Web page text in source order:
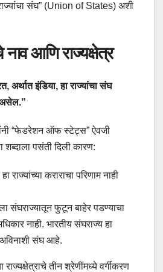
संघ” (Union of States) अशी
आणि राज्यक्षेत्र
अर्थात इंडिया, हा राज्यांचा संघ
“फेडरेशन ऑफ स्टेट्स” ऐवजी
पसंती दिली कारण:
राज्यांच्या कराराचा परिणाम नाही
संघराज्यातून फुटून बाहेर पडण्याचा
नाही. भारतीय संघराज्य हा
अविनाशी संघ आहे.
तीन श्रेणींमध्ये वर्गीकरण